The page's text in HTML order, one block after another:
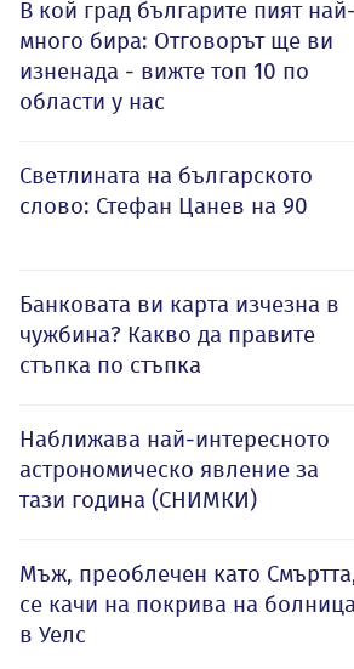
В кой град българите пият най-
много бира: Отговорът ще ви
изненада - вижте топ 10 по
области у нас
Светлината на българското
слово: Стефан Цанев на 90
Банковата ви карта изчезна в
чужбина? Какво да правите
стъпка по стъпка
Наближава най-интересното
астрономическо явление за
тази година (СНИМКИ)
Мъж, преоблечен като
се качи на покрива на болница
в Уелс